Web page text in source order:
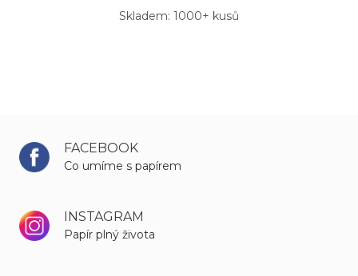
Skladem: 1000+ kusů
FACEBOOK
Co umíme s papírem
INSTAGRAM
Papír plný života